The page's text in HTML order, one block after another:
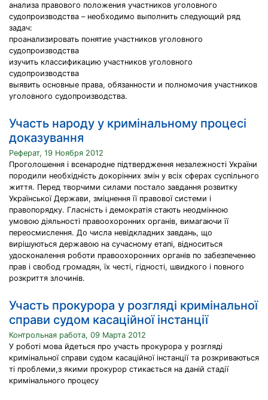
анализа правового положения участников уголовного
судопроизводства – необходимо выполнить следующий ряд
задач:
проанализировать понятие участников уголовного
судопроизводства
изучить классификацию участников уголовного
судопроизводства
выявить основные права, обязанности и полномочия участников
уголовного судопроизводства.
Участь народу у кримінальному процесі
доказування
Реферат, 19 Ноября 2012
Проголошення і всенародне підтвердження незалежності України
породили необхідність докорінних змін у всіх сферах суспільного
життя. Перед творчими силами постало завдання розвитку
Української Держави, зміцнення її правової системи і
правопорядку. Гласність і демократія стають неодмінною
умовою діяльності правоохоронних органів, вимагаючи її
переосмислення. До числа невідкладних завдань, що
вирішуються державою на сучасному етапі, відноситься
удосконалення роботи правоохоронних органів по забезпеченню
прав і свобод громадян, їх честі, гідності, швидкого і повного
розкриття злочинів.
Участь прокурора у розгляді кримінальної
справи судом касаційної інстанції
Контрольная работа, 09 Марта 2012
У роботі мова йдеться про участь прокурора у розгляді
кримінальної справи судом касаційної інстанції та розкриваються
ті проблеми,з якими прокурор стикається на даній стадії
кримінального процесу